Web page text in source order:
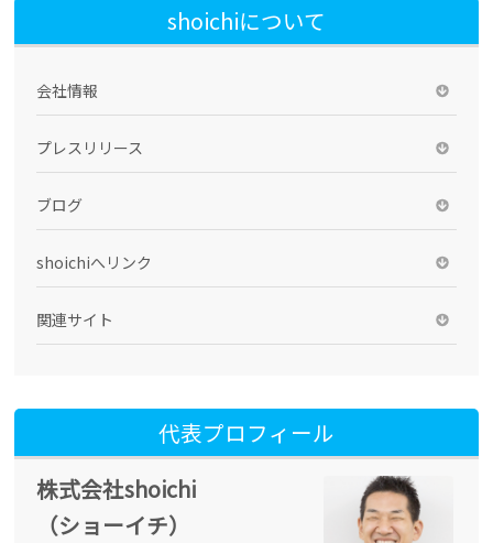
shoichiについて
会社情報
プレスリリース
ブログ
shoichiへリンク
関連サイト
代表プロフィール
株式会社shoichi
（ショーイチ）